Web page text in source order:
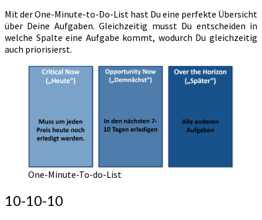
Mit der One-Minute-to-Do-List hast Du eine perfekte Übersicht
über Deine Aufgaben. Gleichzeitig musst Du entscheiden in
welche Spalte eine Aufgabe kommt, wodurch Du gleichzeitig
auch priorisierst.
One-Minute-To-do-List
10-10-10